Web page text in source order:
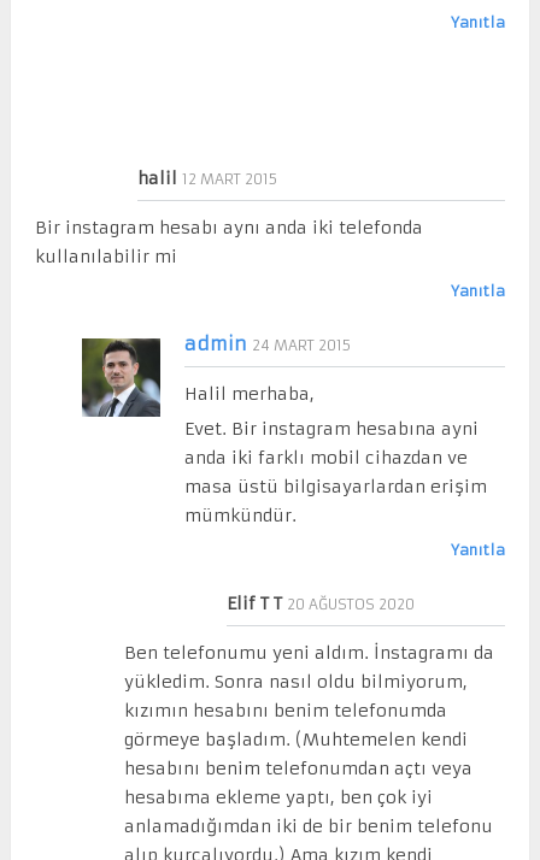
Yanıtla
halil 12 MART 2015
Bir instagram hesabı aynı anda iki telefonda
kullanılabilir mi
Yanıtla
admin 24 MART 2015
Halil merhaba,
Evet. Bir instagram hesabına ayni
anda iki farklı mobil cihazdan ve
masa üstü bilgisayarlardan erişim
mümkündür.
Yanıtla
Elif T T 20 AĞUSTOS 2020
Ben telefonumu yeni aldım. İnstagramı da
yükledim. Sonra nasıl oldu bilmiyorum,
kızımın hesabını benim telefonumda
görmeye başladım. (Muhtemelen kendi
hesabını benim telefonumdan açtı veya
hesabıma ekleme yaptı, ben çok iyi
anlamadığımdan iki de bir benim telefonu
alıp kurcalıyordu.) Ama kızım kendi